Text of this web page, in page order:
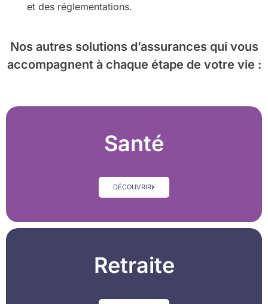
et des réglementations.
Nos autres solutions d’assurances qui vous
accompagnent à chaque étape de votre vie :
Santé
DÉCOUVRIR
Retraite